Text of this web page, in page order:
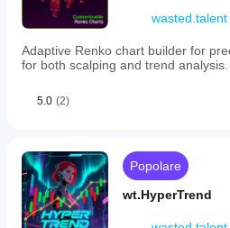
wasted.talent
Adaptive Renko chart builder for
for both scalping and trend analysis.
5.0 (2)
Popolare
wt.HyperTrend